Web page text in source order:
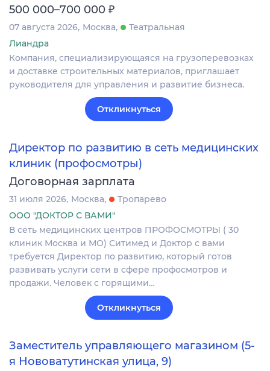
500 000–700 000 ₽
07 августа 2026 Москва
Театральная
Лиандра
Компания, специализирующаяся на грузоперевозках
и доставке строительных материалов, приглашает
руководителя для управления и развитие бизнеса.
Откликнуться
Директор по развитию в сеть медицинских
клиник (профосмотры)
Договорная зарплата
31 июля 2026 Москва
Тропарево
ООО "ДОКТОР С ВАМИ"
В сеть медицинских центров ПРОФОСМОТРЫ ( 30
клиник Москва и МО) Ситимед и Доктор с вами
требуется Директор по развитию, который готов
развивать услуги сети в сфере профосмотров и
продажи. Человек с горящими…
Откликнуться
Заместитель управляющего магазином (5-
я Нововатутинская улица, 9)